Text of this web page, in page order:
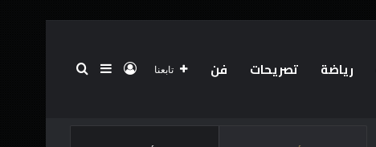
رياضة تصريحات فن تابعنا تسجيل الدخول
إضافة عمود جانبي